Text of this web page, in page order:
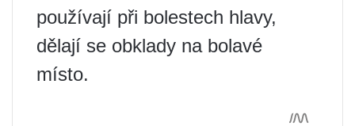
používají při bolestech hlavy,
dělají se obklady na bolavé
místo.